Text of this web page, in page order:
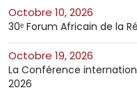
octobre 10, 2026
30ᵉ Forum Africain de la
octobre 19, 2026
La Conférence
2026